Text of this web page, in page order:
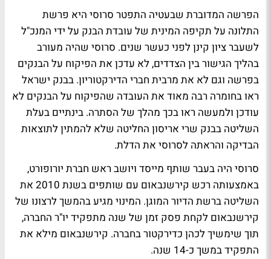
הפרשה המדוברת שבעטיה התפטר סרוסי היא פרשת
התלונה על תקיפה המינית של עובדת הבנק על ידי המנכ"ל
לשעבר ציון קינן לפני כעשר שנים. סרוסי שהיה מעורב
בהליך הגישור בין הצדדים, לא עדכן את הפיקוח על הבנקים
בפרשה וגם לא את מרבית חברי הדירקטוריון. בבנק ישראל
ראו בחומרה רבה מאוד את העובדה שהפיקוח על הבנקים לא
עודכן ולמעשה ראו בכך מהלך של הסתרה. בינתיים בעלת
השליטה בבנק שרי אריסון החליטה שלא להמתין לתוצאות
הבדיקה והראתה לסרוסי את הדלת.
סרוסי היה בעבר שותף מייסד ויושב ראש חברת יורופורט,
באמצעותה רכש קירשנבאום עם שותפים בשנת 2010 את
השליטה ברשת הדיור המוגן. המינוי מגיע בהמשך לרצונו של
קירשנבאום לקחת פסק זמן של שנה מתפקיד יו"ר החברה,
תוך שימשיך לכהן כדירקטור בחברה. קירשנבאום מילא את
התפקיד במשך כ-14 שנה.